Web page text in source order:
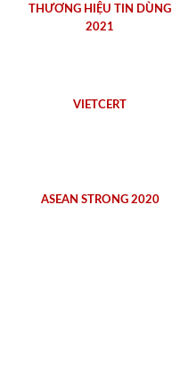
THƯƠNG HIỆU TIN DÙNG
2021
VIETCERT
ASEAN STRONG 2020